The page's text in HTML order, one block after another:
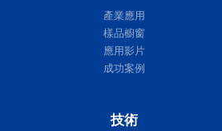
產業應用
樣品櫥窗
應用影片
成功案例
技術